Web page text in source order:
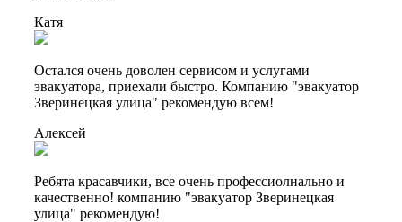
Катя
Остался очень доволен сервисом и услугами
эвакуатора, приехали быстро. Компанию "эвакуатор
Зверинецкая улица" рекомендую всем!
Алексей
Ребята красавчики, все очень профессиолнально и
качественно! компанию "эвакуатор Зверинецкая
улица" рекомендую!